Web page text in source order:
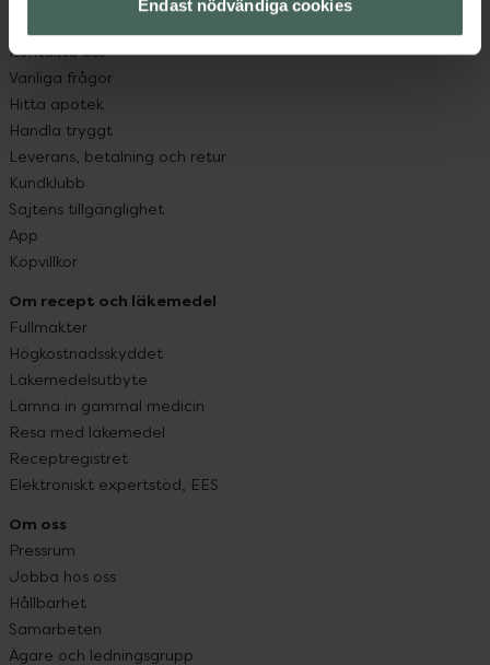
Endast nödvändiga cookies
Kontakta oss
Vanliga frågor
Hitta apotek
Handla tryggt
Leverans, betalning och retur
Kundklubb
Sajtens tillgänglighet
App
Köpvillkor
Om recept och läkemedel
Fullmakter
Högkostnadsskyddet
Läkemedelsutbyte
Lämna in gammal medicin
Resa med läkemedel
Receptregistret
Elektroniskt expertstöd, EES
Om oss
Pressrum
Jobba hos oss
Hållbarhet
Samarbeten
Ägare och ledningsgrupp